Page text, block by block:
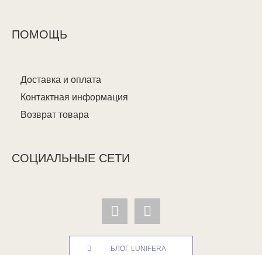
ПОМОЩЬ
Доставка и оплата
Контактная информация
Возврат товара
СОЦИАЛЬНЫЕ СЕТИ
БЛОГ LUNIFERA